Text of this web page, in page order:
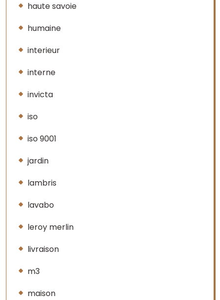
haute savoie
humaine
interieur
interne
invicta
iso
iso 9001
jardin
lambris
lavabo
leroy merlin
livraison
m3
maison